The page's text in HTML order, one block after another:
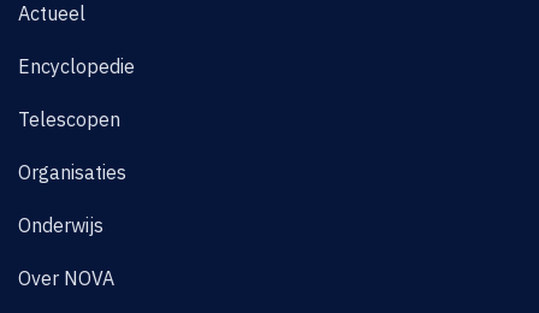
Actueel
Encyclopedie
Telescopen
Organisaties
Onderwijs
Over NOVA